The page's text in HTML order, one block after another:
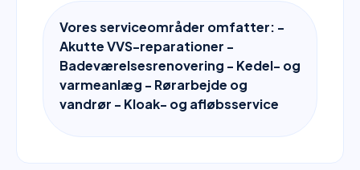
Vores serviceområder omfatter: -
Akutte VVS-reparationer -
Badeværelsesrenovering - Kedel- og
varmeanlæg - Rørarbejde og
vandrør - Kloak- og afløbsservice